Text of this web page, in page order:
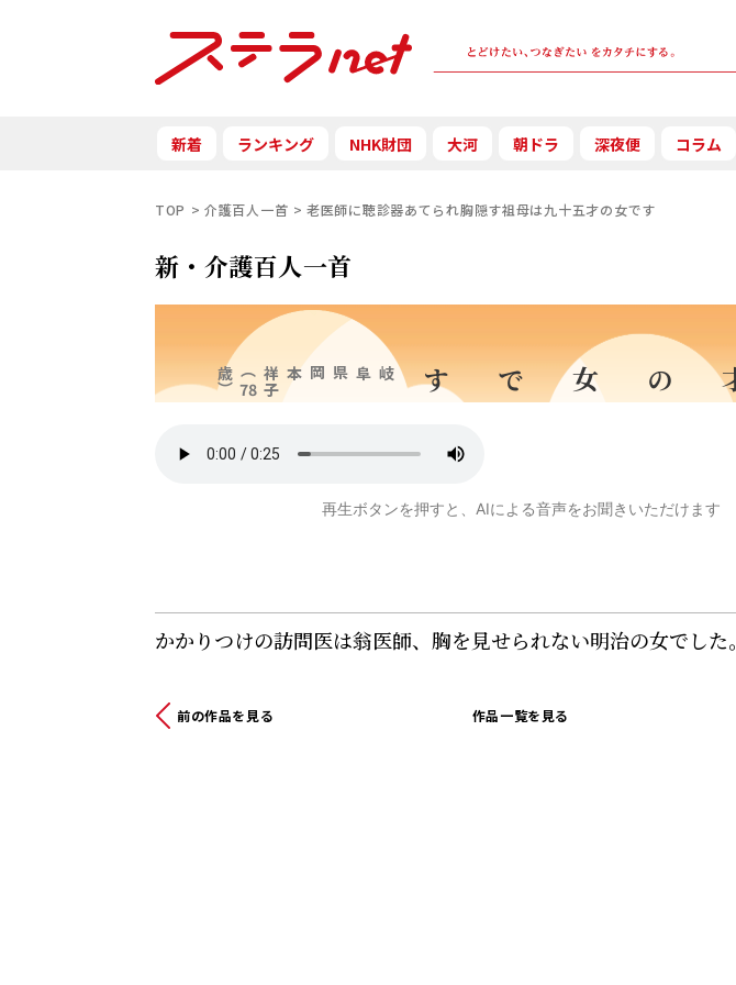
新着 ランキング NHK財団 大河 朝ドラ 深夜便 コラム
TOP 介護百人一首 老医師に聴診器あてられ胸隠す祖母は九十五才の女です
新・介護百人一首
祖母は九十五才の
女です
岐阜県
岡本
祥
子
（
78
歳）
再生ボタンを押すと、AIによる音声をお聞きいただけます
かかりつけの訪問医は翁医師、胸を見せられない明治の女でした。
前の作品を見る 作品一覧を見る